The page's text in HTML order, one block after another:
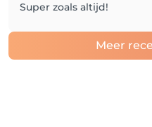
Super zoals altijd!
Meer